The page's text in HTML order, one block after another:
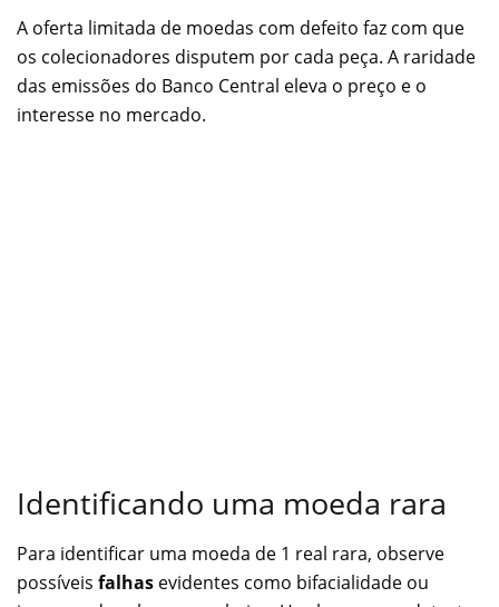
A oferta limitada de moedas com defeito faz com que
os colecionadores disputem por cada peça. A raridade
das emissões do Banco Central eleva o preço e o
interesse no mercado.
Identificando uma moeda rara
Para identificar uma moeda de 1 real rara, observe
possíveis falhas evidentes como bifacialidade ou